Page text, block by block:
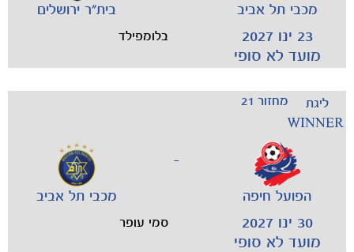
מכבי תל אביב בית"ר ירושלים
23 ינו 2027 בלומפילד
מועד לא סופי
ליגת
WINNER
מחזור 21
מכבי תל אביב
-
הפועל חיפה
30 ינו 2027 סמי עופר
מועד לא סופי